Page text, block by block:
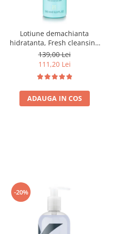
Lotiune demachianta
hidratanta, Fresh cleansing
fluid - 250 ml
139,00 Lei
111,20 Lei
ADAUGA IN COS
-20%